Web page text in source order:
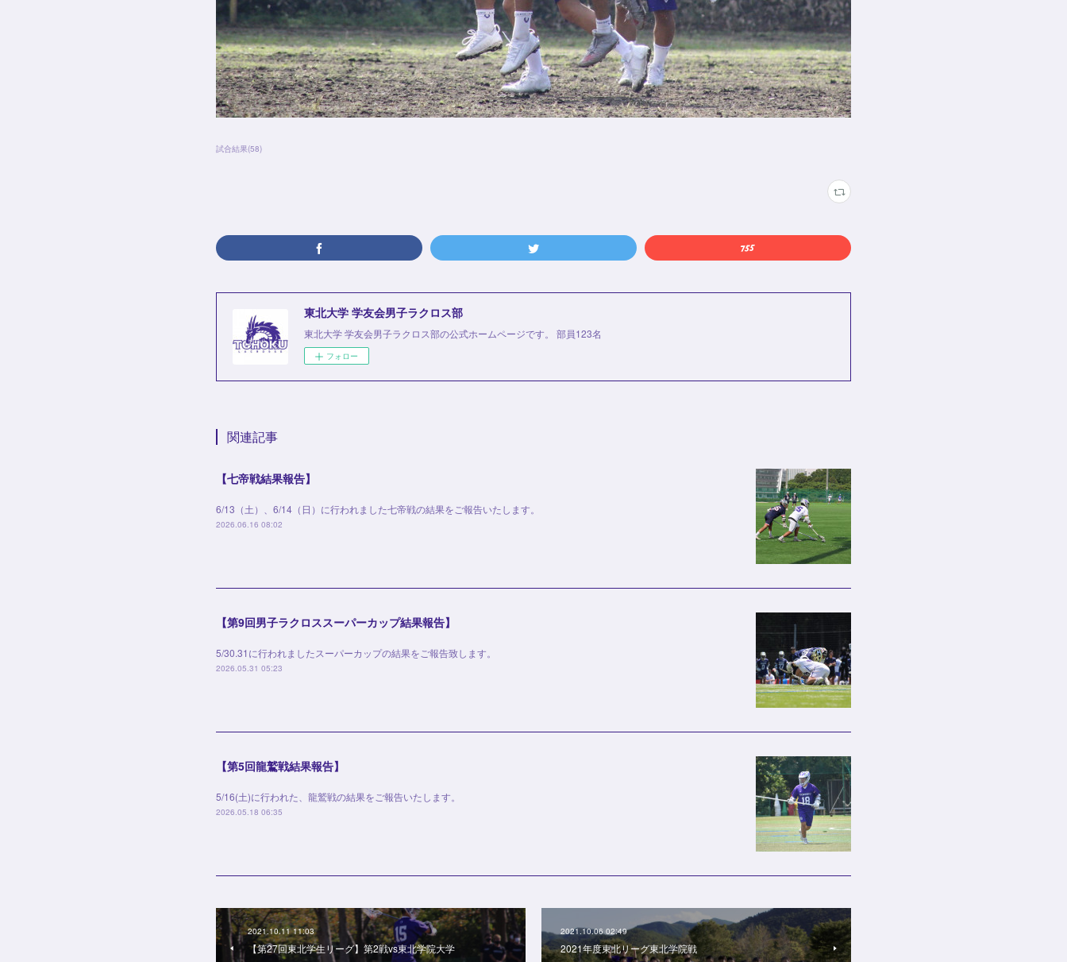
試合結果(58)
東北大学 学友会男子ラクロス部
東北大学 学友会男子ラクロス部の公式ホームページです。 部員123名
フォロー
関連記事
【七帝戦結果報告】
6/13（土）、6/14（日）に行われました七帝戦の結果をご報告いたします。
2026.06.16 08:02
【第9回男子ラクロススーパーカップ結果報告】
5/30.31に行われましたスーパーカップの結果をご報告致します。
2026.05.31 05:23
【第5回龍鷲戦結果報告】
5/16(土)に行われた、龍鷲戦の結果をご報告いたします。
2026.05.18 06:35
2021.10.11 11:03
【第27回東北学生リーグ】第2戦vs東北学院大学
2021.10.06 02:49
2021年度東北リーグ東北学院戦